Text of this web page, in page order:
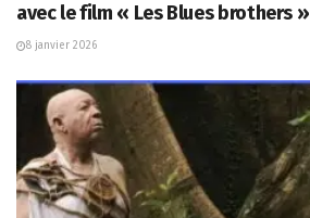
avec le film « Les Blues brothers »
8 janvier 2026